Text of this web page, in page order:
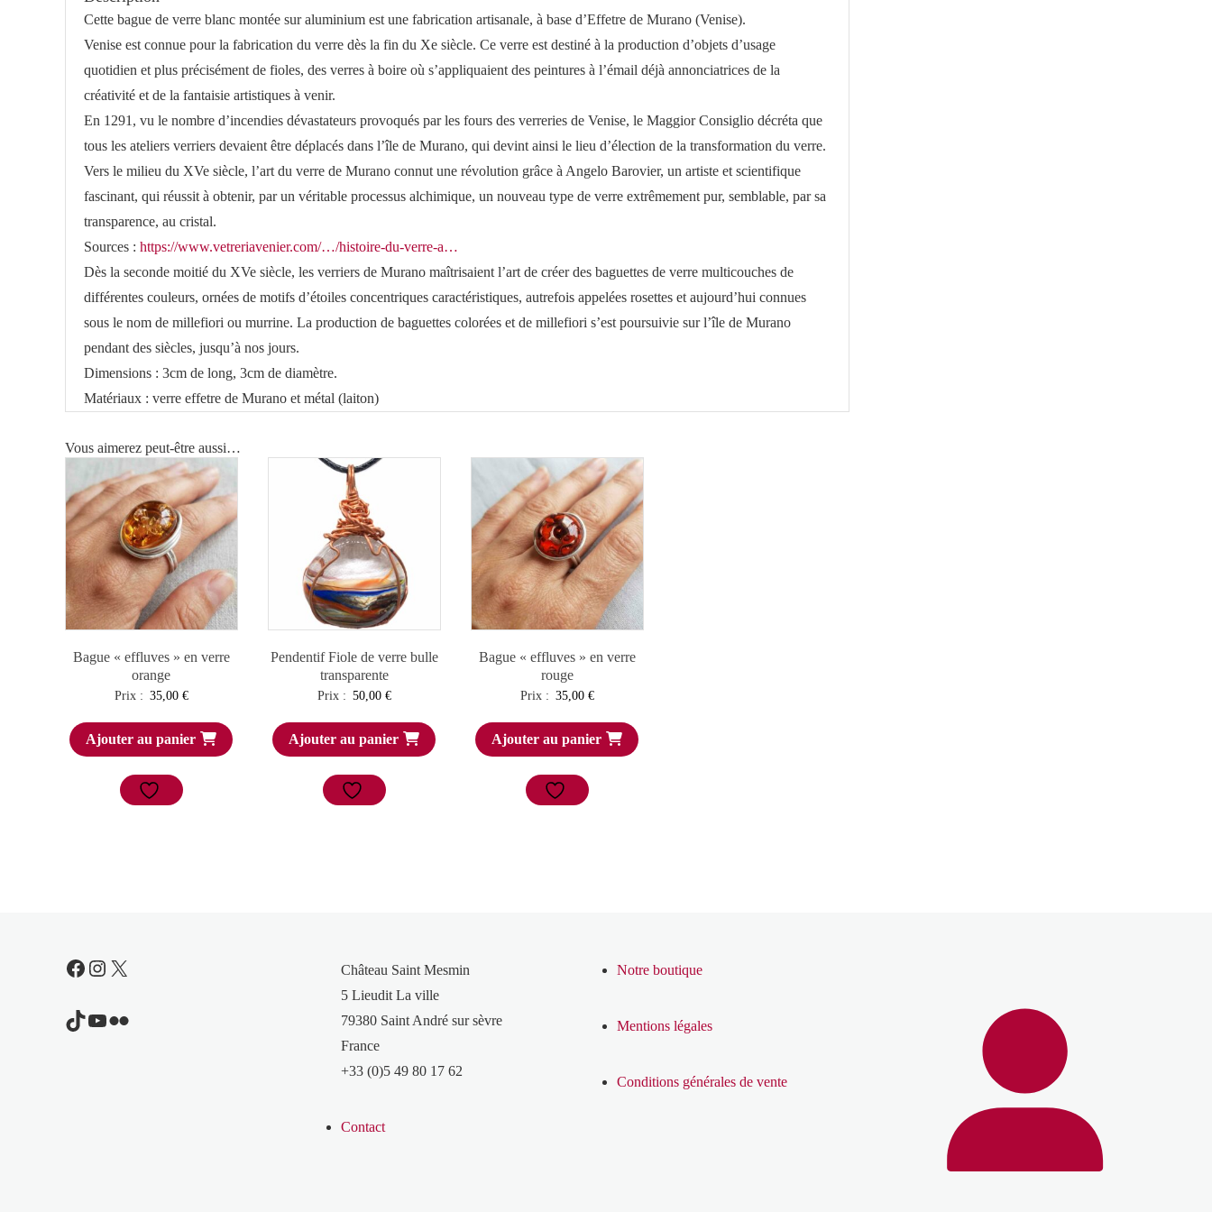
Cette bague de verre blanc montée sur aluminium est une fabrication artisanale, à base d’Effetre de Murano (Venise).
Venise est connue pour la fabrication du verre dès la fin du Xe siècle. Ce verre est destiné à la production d’objets d’usage
quotidien et plus précisément de fioles, des verres à boire où s’appliquaient des peintures à l’émail déjà annonciatrices de la
créativité et de la fantaisie artistiques à venir.
En 1291, vu le nombre d’incendies dévastateurs provoqués par les fours des verreries de Venise, le Maggior Consiglio décréta que
tous les ateliers verriers devaient être déplacés dans l’île de Murano, qui devint ainsi le lieu d’élection de la transformation du verre.
Vers le milieu du XVe siècle, l’art du verre de Murano connut une révolution grâce à Angelo Barovier, un artiste et scientifique
fascinant, qui réussit à obtenir, par un véritable processus alchimique, un nouveau type de verre extrêmement pur, semblable, par sa
transparence, au cristal.
Sources : https://www.vetreriavenier.com/…/histoire-du-verre-a…
Dès la seconde moitié du XVe siècle, les verriers de Murano maîtrisaient l’art de créer des baguettes de verre multicouches de
différentes couleurs, ornées de motifs d’étoiles concentriques caractéristiques, autrefois appelées rosettes et aujourd’hui connues
sous le nom de millefiori ou murrine. La production de baguettes colorées et de millefiori s’est poursuivie sur l’île de Murano
pendant des siècles, jusqu’à nos jours.
Dimensions : 3cm de long, 3cm de diamètre.
Matériaux : verre effetre de Murano et métal (laiton)
Vous aimerez peut-être aussi…
Bague « effluves » en verre
orange
Prix : 35,00 €
Ajouter au panier
Pendentif Fiole de verre bulle
transparente
Prix : 50,00 €
Ajouter au panier
Bague « effluves » en verre
rouge
Prix : 35,00 €
Ajouter au panier
Facebook
Instagram
X
TikTok
YouTube
Flickr
Château Saint Mesmin
5 Lieudit La ville
79380 Saint André sur sèvre
France
+33 (0)5 49 80 17 62
Contact
Notre boutique
Mentions légales
Conditions générales de vente